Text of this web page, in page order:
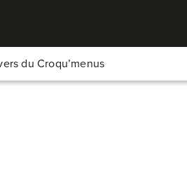
du Croqu’menus